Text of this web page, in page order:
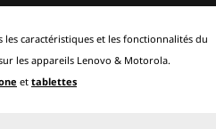
les caractéristiques et les fonctionnalités du
les appareils Lenovo & Motorola.
et tablettes